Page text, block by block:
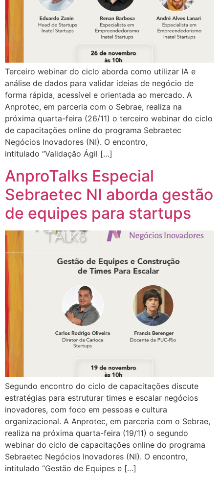
Terceiro webinar do ciclo aborda como utilizar IA e
análise de dados para validar ideias de negócio de
forma rápida, acessível e orientada ao mercado. A
Anprotec, em parceria com o Sebrae, realiza na
próxima quarta-feira (26/11) o terceiro webinar do ciclo
de capacitações online do programa Sebraetec
Negócios Inovadores (NI). O encontro,
intitulado “Validação Ágil […]
AnproTalks Especial
Sebraetec NI aborda gestão
de equipes para startups
Segundo encontro do ciclo de capacitações discute
estratégias para estruturar times e escalar negócios
inovadores, com foco em pessoas e cultura
organizacional. A Anprotec, em parceria com o Sebrae,
realiza na próxima quarta-feira (19/11) o segundo
webinar do ciclo de capacitações online do programa
Sebraetec Negócios Inovadores (NI). O encontro,
intitulado “Gestão de Equipes e […]